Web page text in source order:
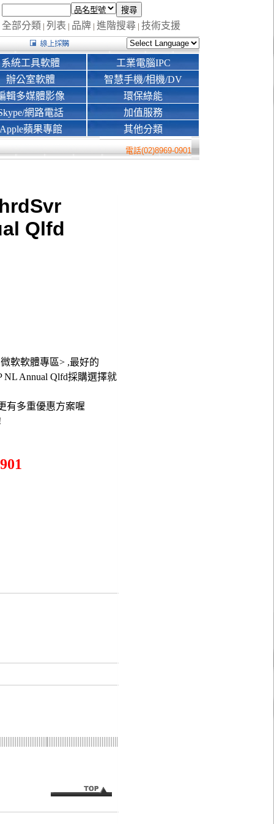
全部分類 | 列表 | 品牌 | 進階搜尋 | 技術支援
系統工具軟體
辦公室軟體
輯多媒體影像
網路電話
Apple蘋果專館
工業電腦IPC
智慧手機/相機/DV
環保綠能
加值服務
其他分類
電話(02)8969-0901
Qlfd
軟軟體專區> ,最好的
NL Annual Qlfd採購選擇就
有多重優惠方案喔